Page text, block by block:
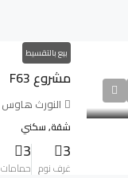
بيع بالتقسيط
مشروع F63
النورث هاوس
شقة, سكني
3
غرف نوم
3
حمامات